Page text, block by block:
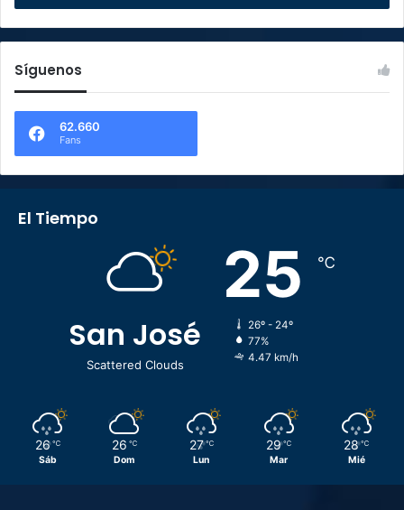
Síguenos
62.660
Fans
El Tiempo
San José
Scattered Clouds
25 ℃
26º - 24º
77%
4.47 km/h
26 ℃
Sáb
26 ℃
Dom
27 ℃
Lun
29 ℃
Mar
28 ℃
Mié